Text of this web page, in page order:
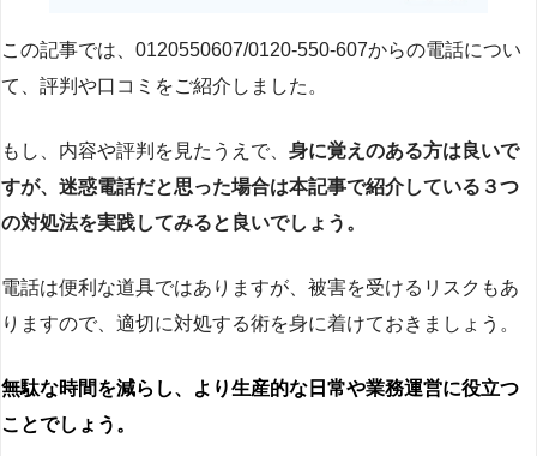
この記事では、0120550607/0120-550-607からの電話につい
て、評判や口コミをご紹介しました。
もし、内容や評判を見たうえで、 身に覚えのある方は良いで
すが、迷惑電話だと思った場合は本記事で紹介している３つ
の対処法を実践してみると良いでしょう。
電話は便利な道具ではありますが、被害を受けるリスクもあ
りますので、適切に対処する術を身に着けておきましょう。
無駄な時間を減らし、より生産的な日常や業務運営に役立つ
ことでしょう。